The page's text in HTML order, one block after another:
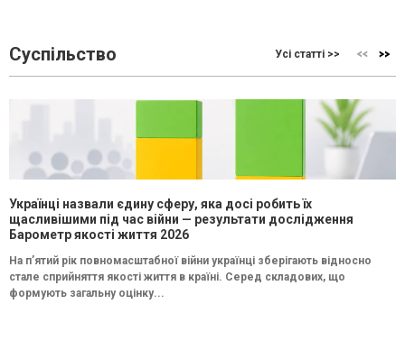
Суспільство Усі статті >>
Українці назвали єдину сферу, яка досі робить їх
щасливішими під час війни — результати дослідження
Барометр якості життя 2026
На п’ятий рік повномасштабної війни українці зберігають відносно
стале сприйняття якості життя в країні. Серед складових, що
формують загальну оцінку...